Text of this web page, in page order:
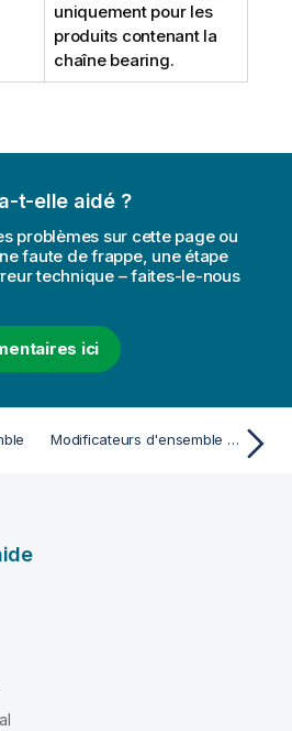
uniquement pour les
produits contenant la
chaîne bearing.
t-elle aidé ?
problèmes sur cette page ou
faute de frappe, une étape
technique – faites-le-nous
ici
Modificateurs d'ensemble utilisant des affectations dotées d'opérateurs d'ensemble implicites